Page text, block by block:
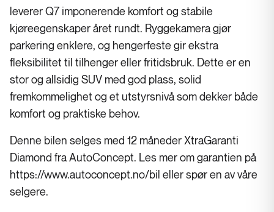
leverer Q7 imponerende komfort og stabile
kjøreegenskaper året rundt. Ryggekamera gjør
parkering enklere, og hengerfeste gir ekstra
fleksibilitet til tilhenger eller fritidsbruk. Dette er en
stor og allsidig SUV med god plass, solid
fremkommelighet og et utstyrsnivå som dekker både
komfort og praktiske behov.
Denne bilen selges med 12 måneder XtraGaranti
Diamond fra AutoConcept. Les mer om garantien på
https://www.autoconcept.no/bil eller spør en av våre
selgere.